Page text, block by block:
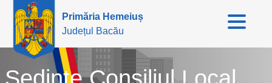
Primăria Hemeiuș
Județul Bacău